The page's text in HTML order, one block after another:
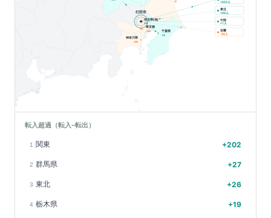
埼玉県(他)
+4
千葉県
+4
-3
神奈川県
-29
東京都
-55
行田市
+202人
東北
+26人
中部
+7人
近畿
-28人
転入超過（転入−転出）
1 関東 +202
2 群馬県 +27
3 東北 +26
4 栃木県 +19